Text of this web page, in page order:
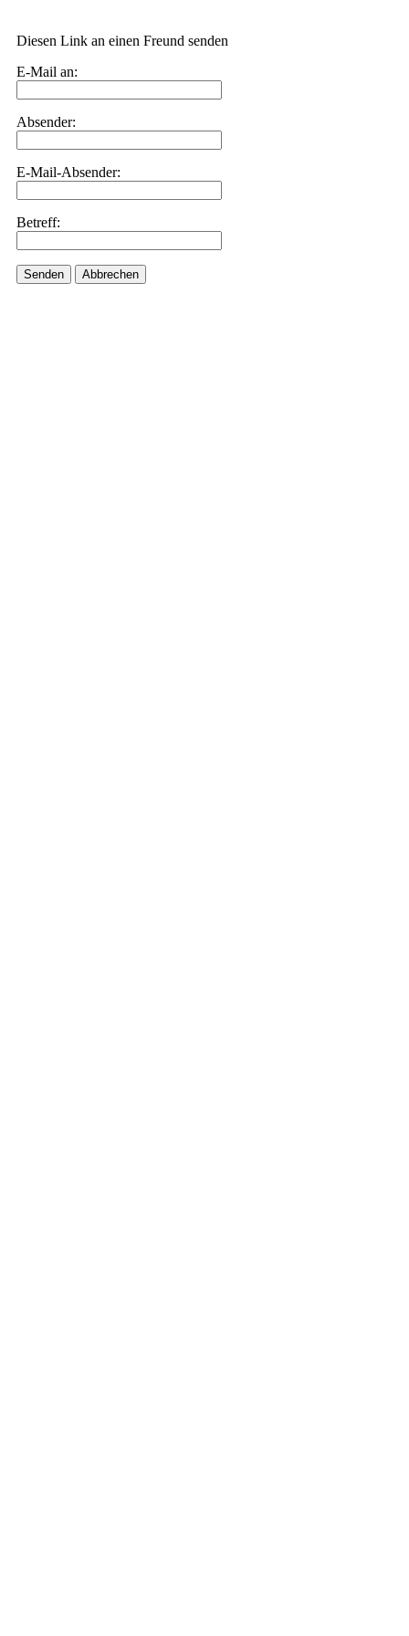
Diesen Link an einen Freund senden
E-Mail an:
Absender:
E-Mail-Absender:
Betreff:
Senden Abbrechen